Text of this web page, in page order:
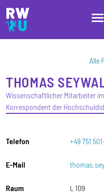
Direkt zum Inhalt
Direkt zur Hauptnavigation
Direkt zum Fußbereich
Alle
THOMAS
Wissenschaftlicher Mitarbeiter
Korrespondent der
Telefon +49 751
E-Mail
Raum L 109